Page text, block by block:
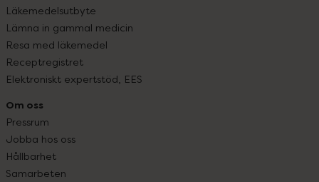
Läkemedelsutbyte
Lämna in gammal medicin
Resa med läkemedel
Receptregistret
Elektroniskt expertstöd, EES
Om oss
Pressrum
Jobba hos oss
Hållbarhet
Samarbeten